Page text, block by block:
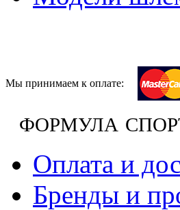
Мы принимаем к оплате:
ФОРМУЛА
Оплата и
Бренды и